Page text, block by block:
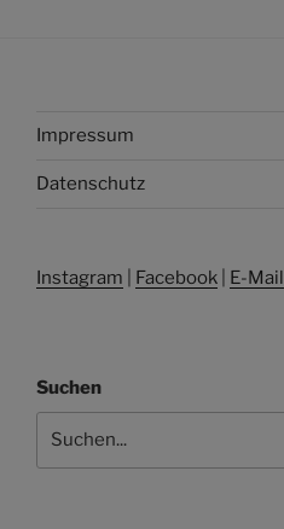
Impressum
Datenschutz
Instagram Facebook E-Mail
Suchen